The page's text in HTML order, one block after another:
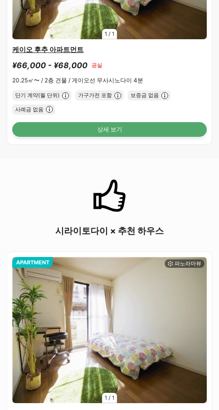
1 / 1
케이오 후추 아파트먼트
¥66,000 - ¥68,000 공실
20.25㎡〜 / 2층 건물 / 게이오선 무사시노다이 4분
단기 계약(월 단위) 가구가전 포함 보증금 없음
사례금 없음
상세 보기
시라이토다이 × 추천 하우스
1 / 1
APARTMENT